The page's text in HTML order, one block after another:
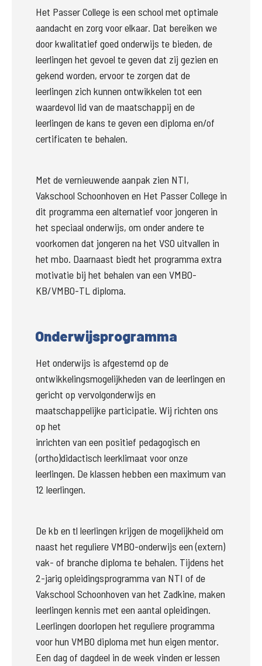
Het Passer College is een school met optimale
aandacht en zorg voor elkaar. Dat bereiken we
door kwalitatief goed onderwijs te bieden, de
leerlingen het gevoel te geven dat zij gezien en
gekend worden, ervoor te zorgen dat de
leerlingen zich kunnen ontwikkelen tot een
waardevol lid van de maatschappij en de
leerlingen de kans te geven een diploma en/of
certificaten te behalen.
Met de vernieuwende aanpak zien NTI,
Vakschool Schoonhoven en Het Passer College in
dit programma een alternatief voor jongeren in
het speciaal onderwijs, om onder andere te
voorkomen dat jongeren na het VSO uitvallen in
het mbo. Daarnaast biedt het programma extra
motivatie bij het behalen van een VMBO-
KB/VMBO-TL diploma.
Onderwijsprogramma
Het onderwijs is afgestemd op de
ontwikkelingsmogelijkheden van de leerlingen en
gericht op vervolgonderwijs en
maatschappelijke participatie. Wij richten ons
op het
inrichten van een positief pedagogisch en
(ortho)didactisch leerklimaat voor onze
leerlingen. De klassen hebben een maximum van
12 leerlingen.
De kb en tl leerlingen krijgen de mogelijkheid om
naast het reguliere VMBO-onderwijs een (extern)
vak- of branche diploma te behalen. Tijdens het
2-jarig opleidingsprogramma van NTI of de
Vakschool Schoonhoven van het Zadkine, maken
leerlingen kennis met een aantal opleidingen.
Leerlingen doorlopen het reguliere programma
voor hun VMBO diploma met hun eigen mentor.
Een dag of dagdeel in de week vinden er lessen